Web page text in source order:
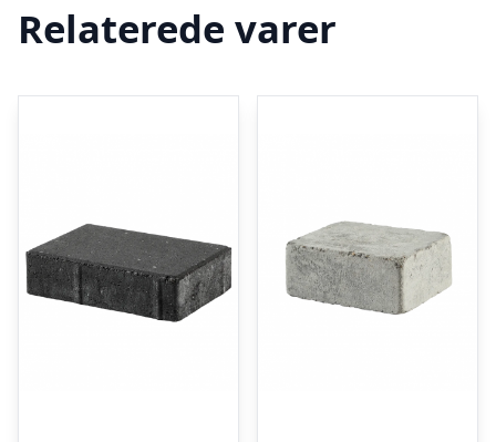
Relaterede varer